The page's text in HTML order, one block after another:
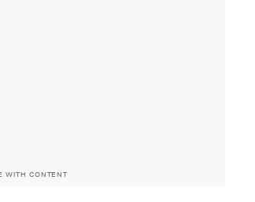
WITH CONTENT